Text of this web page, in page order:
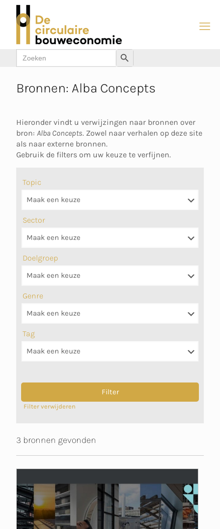
Zoek
naar:
Zoekknop
Bronnen: Alba Concepts
Hieronder vindt u verwijzingen naar bronnen over
bron: Alba Concepts. Zowel naar verhalen op deze site
als naar externe bronnen.
Gebruik de filters om uw keuze te verfijnen.
Topic
Sector
Doelgroep
Genre
Tag
Filter verwijderen
3 bronnen gevonden